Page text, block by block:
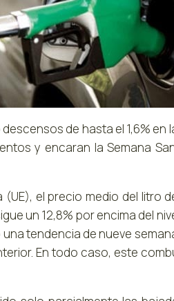
de hasta el 1,6% en
y encaran la Semana
el precio medio del litro
un 12,8% por encima del
tendencia de nueve
En todo caso, este